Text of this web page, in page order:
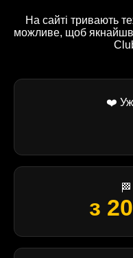
На сайті тривають
можливе, щоб
❤️
з